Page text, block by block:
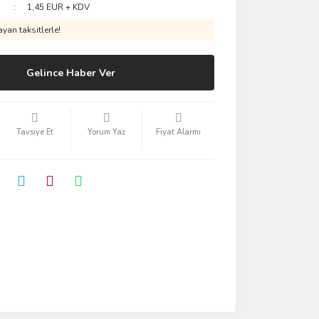
1,45 EUR + KDV
taksitlerle!
Gelince Haber Ver
Tavsiye Et Yorum Yaz Fiyat Alarmı